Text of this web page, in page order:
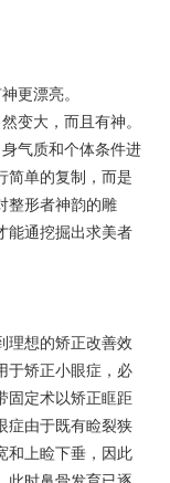
更漂亮。
变大，而且有神。
气质和个体条件进
简单的复制，而是
整形者神韵的雕
能通挖掘出求美者
理想的矫正改善效
于矫正小眼症，必
固定术以矫正眶距
症由于既有睑裂狭
和上睑下垂，因此